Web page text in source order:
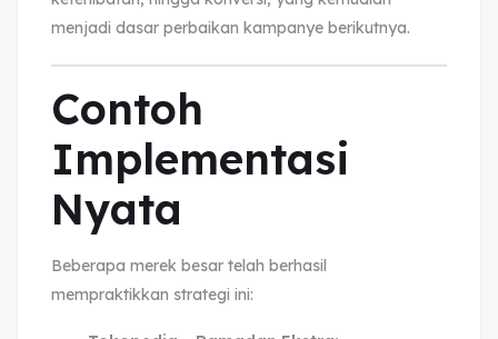
menjadi dasar perbaikan kampanye berikutnya.
Contoh
Implementasi
Nyata
Beberapa merek besar telah berhasil
mempraktikkan strategi ini: